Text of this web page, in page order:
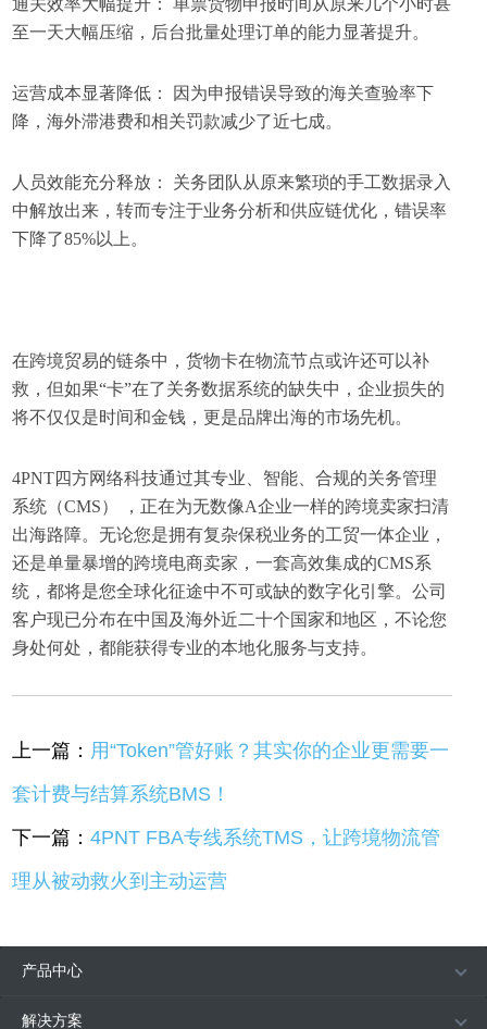
至一天大幅压缩，后台批量处理订单的能力显著提升。
运营成本显著降低： 因为申报错误导致的海关查验率下
降，海外滞港费和相关罚款减少了近七成。
人员效能充分释放： 关务团队从原来繁琐的手工数据录入
中解放出来，转而专注于业务分析和供应链优化，错误率
下降了85%以上。
在跨境贸易的链条中，货物卡在物流节点或许还可以补
救，但如果“卡”在了关务数据系统的缺失中，企业损失的
将不仅仅是时间和金钱，更是品牌出海的市场先机。
4PNT四方网络科技通过其专业、智能、合规的关务管理
系统（CMS） ，正在为无数像A企业一样的跨境卖家扫清
出海路障。无论您是拥有复杂保税业务的工贸一体企业，
还是单量暴增的跨境电商卖家，一套高效集成的CMS系
统，都将是您全球化征途中不可或缺的数字化引擎。公司
客户现已分布在中国及海外近二十个国家和地区，不论您
身处何处，都能获得专业的本地化服务与支持。
上一篇： 用“Token”管好账？其实你的企业更需要一
套计费与结算系统BMS！
下一篇：4PNT FBA专线系统TMS，让跨境物流管
理从被动救火到主动运营
产品中心
解决方案